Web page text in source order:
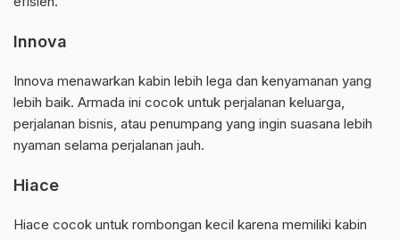
Innova
Innova menawarkan kabin lebih lega dan kenyamanan yang
lebih baik. Armada ini cocok untuk perjalanan keluarga,
perjalanan bisnis, atau penumpang yang ingin suasana lebih
nyaman selama perjalanan jauh.
Hiace
Hiace cocok untuk rombongan kecil karena memiliki kabin